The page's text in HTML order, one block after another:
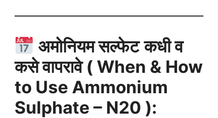
अमोनियम सल्फेट कधी व
कसे वापरावे ( When & How
to Use Ammonium
Sulphate – N20 ):